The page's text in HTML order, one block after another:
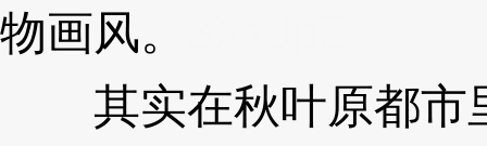
物画风。
其实在秋叶原都市